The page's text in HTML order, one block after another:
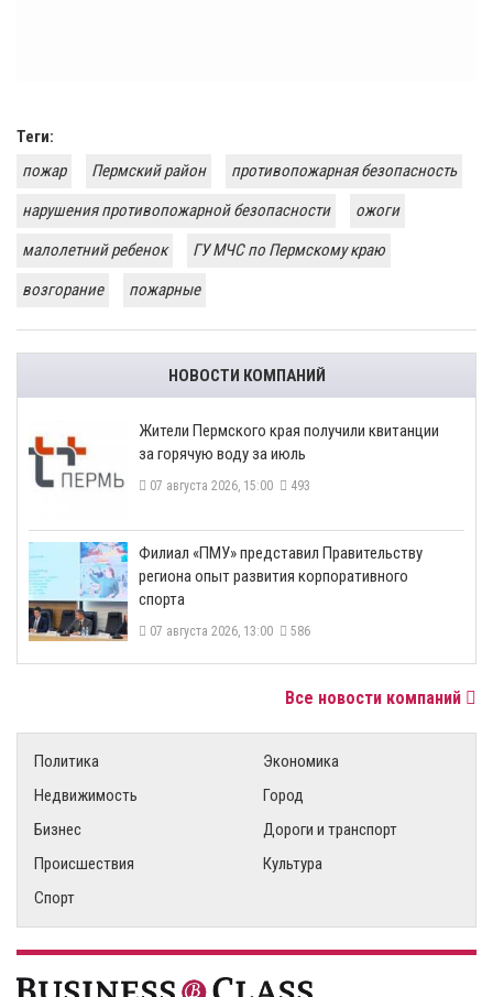
Теги:
пожар
Пермский район
противопожарная безопасность
нарушения противопожарной безопасности
ожоги
малолетний ребенок
ГУ МЧС по Пермскому краю
возгорание
пожарные
НОВОСТИ КОМПАНИЙ
​Жители Пермского края получили квитанции
за горячую воду за июль
07 августа 2026, 15:00 493
​Филиал «ПМУ» представил Правительству
региона опыт развития корпоративного
спорта
07 августа 2026, 13:00 586
Все новости компаний
Политика
Экономика
Недвижимость
Город
Бизнес
Дороги и транспорт
Происшествия
Культура
Спорт